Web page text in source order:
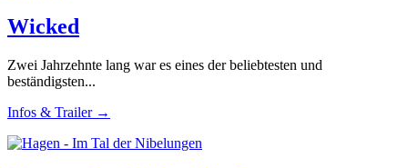
Wicked
Zwei Jahrzehnte lang war es eines der beliebtesten und
beständigsten...
Infos & Trailer →